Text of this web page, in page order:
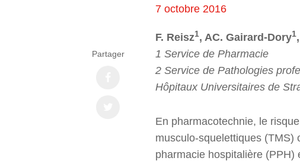
7 octobre 2016
F. Reisz1, AC. Gairard-Dory1
1 Service de Pharmacie
2 Service de Pathologies
Hôpitaux Universitaires de
En pharmacotechnie, le
musculo-squelettiques (TMS)
pharmacie hospitalière (PPH)
Partager